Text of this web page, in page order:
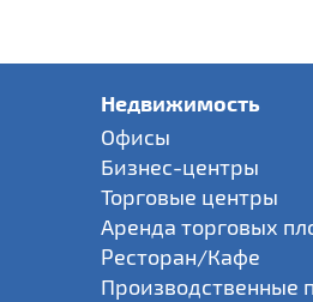
Недвижимость
Офисы
Бизнес-центры
Торговые центры
Аренда торговых
Ресторан/Кафе
Производственные